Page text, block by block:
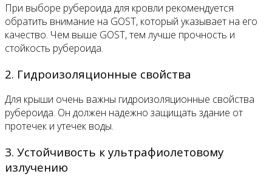
При выборе рубероида для кровли рекомендуется
обратить внимание на GOST, который указывает на его
качество. Чем выше GOST, тем лучше прочность и
стойкость рубероида.
2. Гидроизоляционные свойства
Для крыши очень важны гидроизоляционные свойства
рубероида. Он должен надежно защищать здание от
протечек и утечек воды.
3. Устойчивость к ультрафиолетовому
излучению